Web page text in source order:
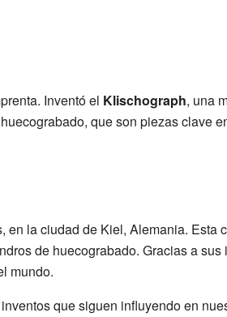
Inventó el Klischograph, una
que son piezas clave
la ciudad de Kiel, Alemania. Esta
de huecograbado. Gracias a
mundo.
que siguen influyendo en